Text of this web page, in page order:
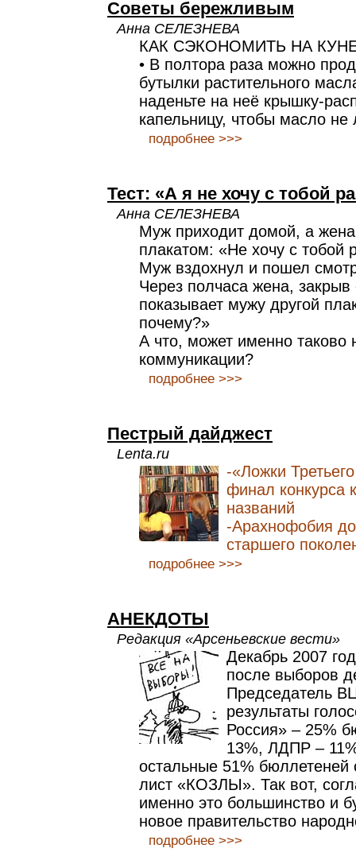
Советы бережливым
Анна СЕЛЕЗНЕВА
КАК СЭКОНОМИТЬ НА
• В полтора раза можно
бутылки растительного
наденьте на неё крышку-
капельницу, чтобы масло не
подробнее >>>
Тест: «А я не хочу с тобой
Анна СЕЛЕЗНЕВА
Муж приходит домой, а жена
плакатом: «Не хочу с тобой
Муж вздохнул и пошел
Через полчаса жена, закрыв
показывает мужу другой
почему?»
А что, может именно таково
коммуникации?
подробнее >>>
Пестрый дайджест
Lenta.ru
-«Ложки
финал конкурса
названий
-Арахнофобия
старшего
подробнее >>>
АНЕКДОТЫ
Редакция «Арсеньевские вести»
Декабрь 2007
после выборов
Председатель
результаты
Россия» – 25%
13%, ЛДПР –
остальные 51% бюллетеней
лист «КОЗЛЫ». Так вот,
именно это большинство и
новое правительство
подробнее >>>